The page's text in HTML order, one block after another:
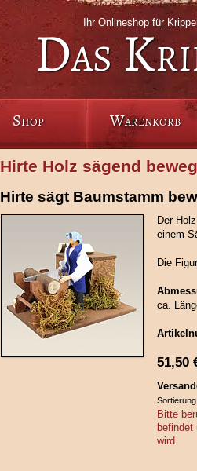
Ihr Onlineshop für
Das
Shop Warenkorb
Hirte Holz sägend
Hirte sägt Baumstamm
Der
einem
Die
ca.
51,50
Bitte
wird.